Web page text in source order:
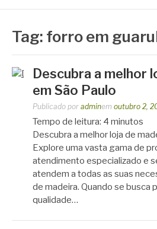
Tag: forro em
Descubra a melhor
em São Paulo
Publicado por adminem outubro 2,
Tempo de leitura: 4 minutos
Descubra a melhor loja de
Explore uma vasta gama de
atendimento especializado e
atendem a todas as suas
de madeira. Quando se busca
qualidade…